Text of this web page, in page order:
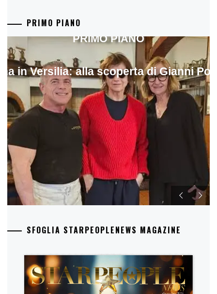
PRIMO PIANO
in Versilia: alla scoperta di Gianni
PRIMO PIANO
SFOGLIA STARPEOPLENEWS MAGAZINE